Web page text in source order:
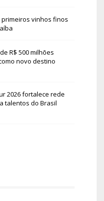
primeiros vinhos finos
R$ 500 milhões
novo destino
2026 fortalece rede
talentos do Brasil